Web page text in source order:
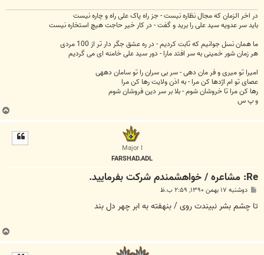
در اخر الزمان که مجال نظاره نیست - جز راه پاک علی راه و چاره نیست
باید سر عدویه سید علی را برید و گفت - در کار خیر حاجت هیچ استخاره نیست
ما همان نسل جوانیم که ثابت کردیم - در ره عشق جگر دار تر از 100 مردی
هر زمان شور خمینی به سر افتد مارا - دور سید علی خامنه ای می گردیم
امیرا تو میری و فر مان دهی - سر بی سران را تو سامان دههی
عصای تو ام اژدها کن مرا - به اذن ولایت رها کن مرا
رها کن مرا تا خروشان شوم - بلا بر سر دین فروشان شوم
و پ س
ب
ا
Major I
FARSHAD.ADL
Re: مشاعره / خواهشمندم شرکت بفرماييد.
پ
ت
دوشنبه ۱۷ بهمن ۱۳۹۰, ۲:۵۹ ب.ظ
تا چشم بشر نبیندت روی / بنهفته به ابر چهر دل بند
ب
ا